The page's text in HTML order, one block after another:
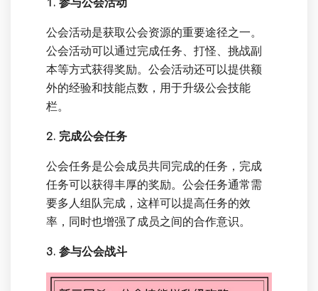
公会活动是获取公会资源的重要途径之一。
公会活动可以通过完成任务、打怪、挑战副
本等方式获得奖励。公会活动还可以提供额
外的经验和技能点数，用于升级公会技能
栏。
2. 完成公会任务
公会任务是公会成员共同完成的任务，完成
任务可以获得丰厚的奖励。公会任务通常需
要多人组队完成，这样可以提高任务的效
率，同时也增强了成员之间的合作意识。
3. 参与公会战斗